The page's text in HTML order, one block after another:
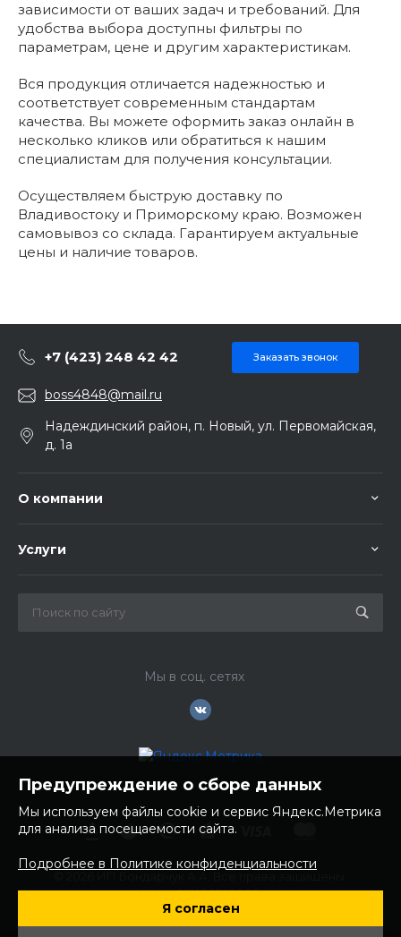
зависимости от ваших задач и требований. Для
удобства выбора доступны фильтры по
параметрам, цене и другим характеристикам.
Вся продукция отличается надежностью и
соответствует современным стандартам
качества. Вы можете оформить заказ онлайн в
несколько кликов или обратиться к нашим
специалистам для получения консультации.
Осуществляем быструю доставку по
Владивостоку и Приморскому краю. Возможен
самовывоз со склада. Гарантируем актуальные
цены и наличие товаров.
+7 (423) 248 42 42 Заказать звонок
boss4848@mail.ru
Надеждинский район, п. Новый, ул. Первомайская,
д. 1а
О компании
Услуги
Мы в соц. сетях
ИНН: 252100758085
ОГРНИП: 304250236200270
Юр. адрес: 692481 Приморский край, Надеждинский район,
Предупреждение о сборе данных
Мы используем файлы cookie и сервис Яндекс.Метрика
для анализа посещаемости сайта.
Подробнее в Политике конфиденциальности
Я согласен